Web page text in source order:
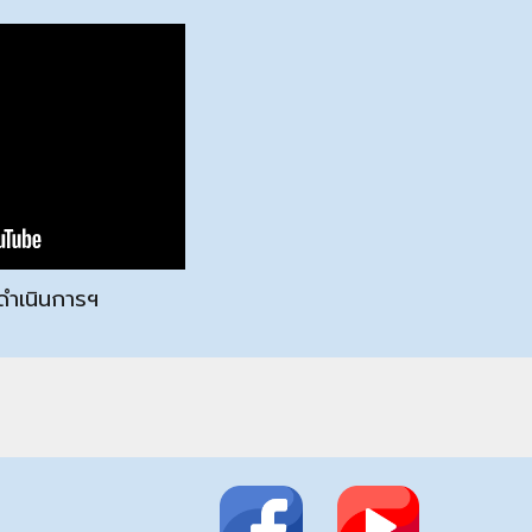
เนินการฯ